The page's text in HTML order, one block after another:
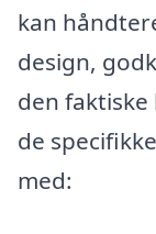
kan
design,
den
de
med: